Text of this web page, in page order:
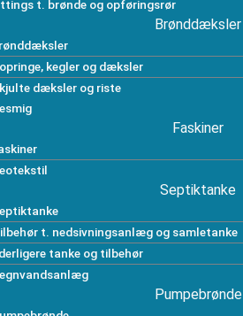
t. brønde og opføringsrør
Brønddæksler
kegler og dæksler
dæksler og riste
Faskiner
Septiktanke
t. nedsivningsanlæg og samletanke
tanke og tilbehør
Pumpebrønde